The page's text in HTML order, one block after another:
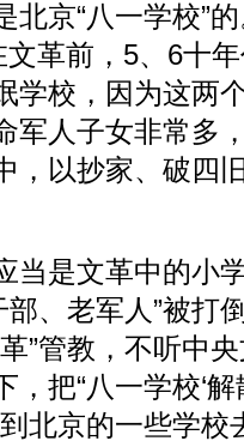
北京“八一学校”
文革前，5、6十
学校，因为这两
军人子女非常多
，以抄家、破四
当是文革中的小
部、老军人”被打
”管教，不听中
，把“八一学校
北京的一些学校